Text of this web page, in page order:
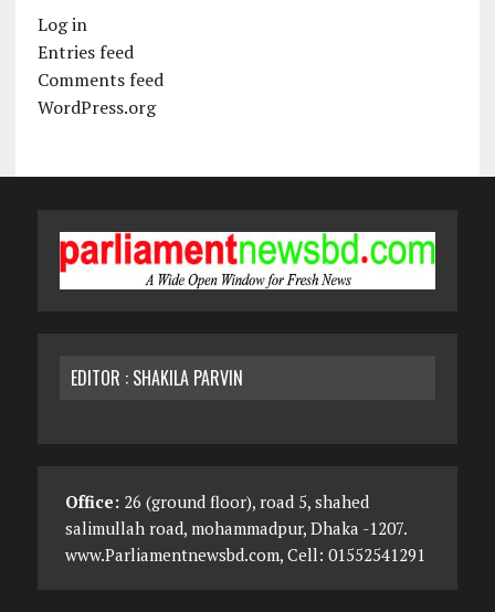
Log in
Entries feed
Comments feed
WordPress.org
EDITOR : SHAKILA PARVIN
Office:26 (ground floor), road 5, shahed
salimullah road, mohammadpur, Dhaka -1207.
www.Parliamentnewsbd.com, Cell: 01552541291